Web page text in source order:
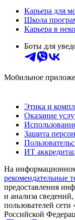
Карьера для
Школа
Карьера в
Боты для
Мобильное
Этика и
Оказание
Защита
ИТ
На
рекомендательные
предоставления
и анализа
пользователей
Российской